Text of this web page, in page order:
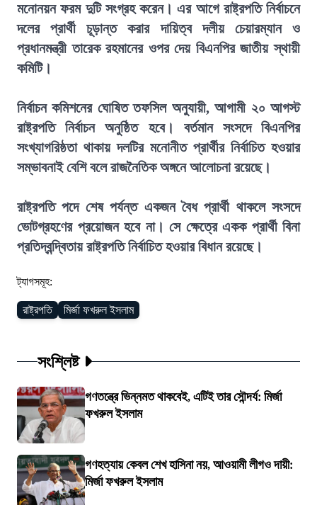
মনোনয়ন ফরম দুটি সংগ্রহ করেন। এর আগে রাষ্ট্রপতি নির্বাচনে
দলের প্রার্থী চূড়ান্ত করার দায়িত্ব দলীয় চেয়ারম্যান ও
প্রধানমন্ত্রী তারেক রহমানের ওপর দেয় বিএনপির জাতীয় স্থায়ী
কমিটি।
নির্বাচন কমিশনের ঘোষিত তফসিল অনুযায়ী, আগামী ২০ আগস্ট
রাষ্ট্রপতি নির্বাচন অনুষ্ঠিত হবে। বর্তমান সংসদে বিএনপির
সংখ্যাগরিষ্ঠতা থাকায় দলটির মনোনীত প্রার্থীর নির্বাচিত হওয়ার
সম্ভাবনাই বেশি বলে রাজনৈতিক অঙ্গনে আলোচনা রয়েছে।
রাষ্ট্রপতি পদে শেষ পর্যন্ত একজন বৈধ প্রার্থী থাকলে সংসদে
ভোটগ্রহণের প্রয়োজন হবে না। সে ক্ষেত্রে একক প্রার্থী বিনা
প্রতিদ্বন্দ্বিতায় রাষ্ট্রপতি নির্বাচিত হওয়ার বিধান রয়েছে।
ট্যাগসমূহ:
রাষ্ট্রপতি মির্জা ফখরুল ইসলাম
সংশ্লিষ্ট
গণতন্ত্রে ভিন্নমত থাকবেই, এটিই তার সৌন্দর্য: মির্জা
ফখরুল ইসলাম
গণহত্যায় কেবল শেখ হাসিনা নয়, আওয়ামী লীগও দায়ী:
মির্জা ফখরুল ইসলাম